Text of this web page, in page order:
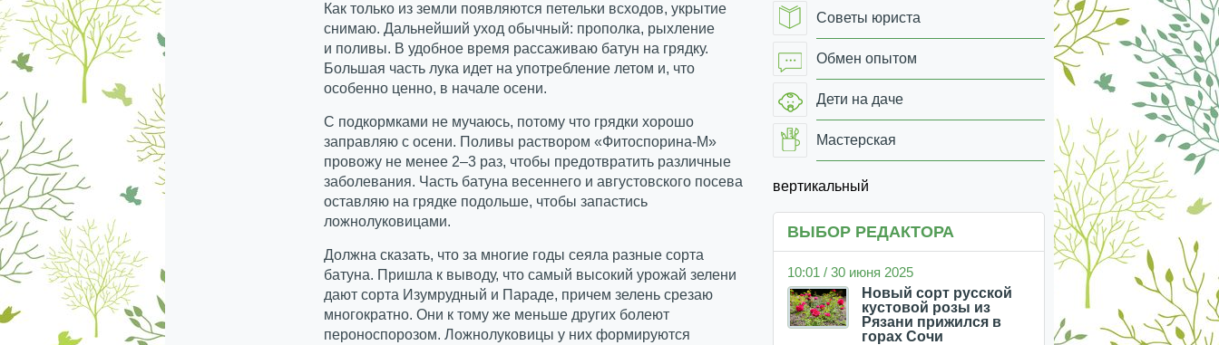
Как только из земли появляются петельки всходов, укрытие
снимаю. Дальнейший уход обычный: прополка, рыхление
и поливы. В удобное время рассаживаю батун на грядку.
Большая часть лука идет на употребление летом и, что
особенно ценно, в начале осени.
С подкормками не мучаюсь, потому что грядки хорошо
заправляю с осени. Поливы раствором «Фитоспорина-М»
провожу не менее 2–3 раз, чтобы предотвратить различные
заболевания. Часть батуна весеннего и августовского посева
оставляю на грядке подольше, чтобы запастись
ложнолуковицами.
Должна сказать, что за многие годы сеяла разные сорта
батуна. Пришла к выводу, что самый высокий урожай зелени
дают сорта Изумрудный и Параде, причем зелень срезаю
многократно. Они к тому же меньше других болеют
пероноспорозом. Ложнолуковицы у них формируются
Советы юриста
Обмен опытом
Дети на даче
Мастерская
вертикальный
ВЫБОР РЕДАКТОРА
10:01 / 30 июня 2025
Новый сорт русской
кустовой розы из
Рязани прижился в
горах Сочи